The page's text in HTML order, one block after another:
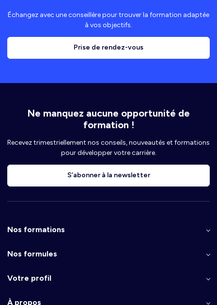
Échangez avec une conseillère pour trouver la formation adaptée
à vos objectifs.
Prise de rendez-vous
Ne manquez aucune opportunité de
formation !
Recevez trimestriellement nos conseils, nouveautés et formations
pour développer votre carrière.
S’abonner à la newsletter
Nos formations
Nos formules
Votre profil
À propos